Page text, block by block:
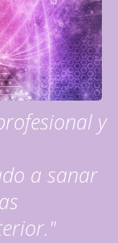
y
a sanar